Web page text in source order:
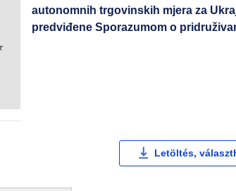
autonomnih trgovinskih mjera za
predviđene Sporazumom o
Letöltés,